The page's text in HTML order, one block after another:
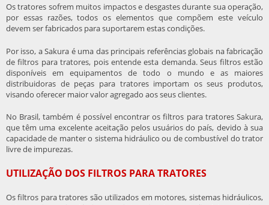
Os tratores sofrem muitos impactos e desgastes durante sua operação,
por essas razões, todos os elementos que compõem este veículo
devem ser fabricados para suportarem estas condições.
Por isso, a Sakura é uma das principais referências globais na fabricação
defiltros para tratores, pois entende esta demanda. Seus filtros estão
disponíveis em equipamentos de todo o mundo e as maiores
distribuidoras de peças para tratores importam os seus produtos,
visando oferecer maior valor agregado aos seus clientes.
No Brasil, também é possível encontrar osfiltros para tratoresSakura,
que têm uma excelente aceitação pelos usuários do país, devido à sua
capacidade de manter o sistema hidráulico ou de combustível do trator
livre de impurezas.
UTILIZAÇÃO DOS FILTROS PARA TRATORES
Osfiltros para tratores são utilizados em motores, sistemas hidráulicos,